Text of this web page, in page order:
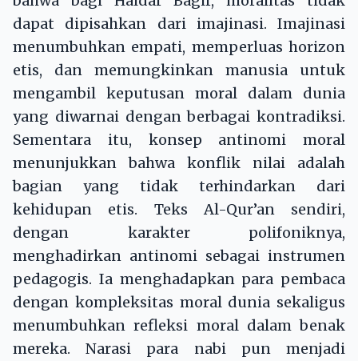
dapat dipisahkan dari imajinasi. Imajinasi
menumbuhkan empati, memperluas horizon
etis, dan memungkinkan manusia untuk
mengambil keputusan moral dalam dunia
yang diwarnai dengan berbagai kontradiksi.
Sementara itu, konsep antinomi moral
menunjukkan bahwa konflik nilai adalah
bagian yang tidak terhindarkan dari
kehidupan etis. Teks Al-Qur’an sendiri,
dengan karakter polifoniknya,
menghadirkan antinomi sebagai instrumen
pedagogis. Ia menghadapkan para pembaca
dengan kompleksitas moral dunia sekaligus
menumbuhkan refleksi moral dalam benak
mereka. Narasi para nabi pun menjadi